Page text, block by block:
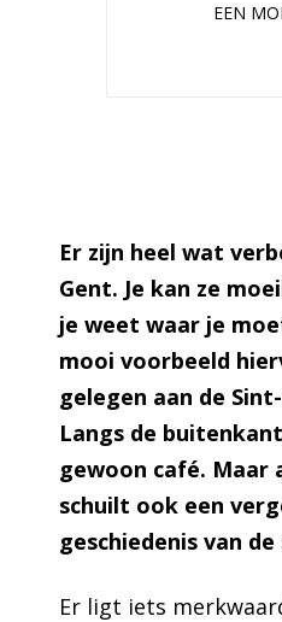
EEN
Er zijn heel wat
Gent. Je kan ze
je weet waar je
mooi voorbeeld
gelegen aan de
Langs de
gewoon café. Maar
schuilt ook een
geschiedenis van
Er ligt iets